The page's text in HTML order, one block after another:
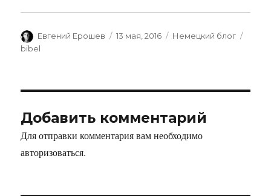
Автор
Евгений Ерошев Опубликовано
13 мая, 2016 Рубрики
Немецкий блог
bibel
Добавить комментарий
Для отправки комментария вам необходимо
авторизоваться.